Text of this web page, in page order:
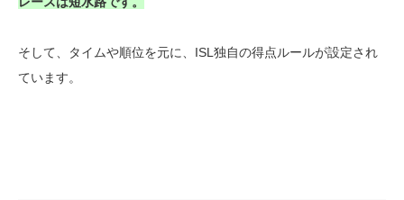
そして、タイムや順位を元に、ISL独自の得点ルールが設定され
ています。